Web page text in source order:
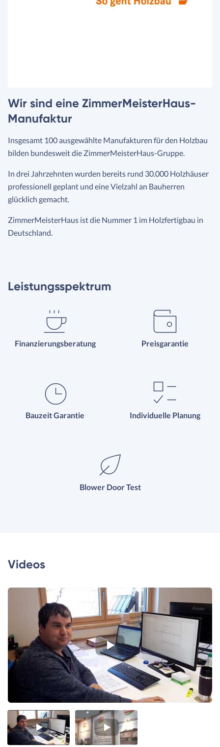
Wir sind eine ZimmerMeisterHaus-
Manufaktur
Insgesamt 100 ausgewählte Manufakturen für den Holzbau
bilden bundesweit die ZimmerMeisterHaus-Gruppe.
In drei Jahrzehnten wurden bereits rund 30.000 Holzhäuser
professionell geplant und eine Vielzahl an Bauherren
glücklich gemacht.
ZimmerMeisterHaus ist die Nummer 1 im Holzfertigbau in
Deutschland.
Leistungsspektrum
Finanzierungsberatung Preisgarantie
Bauzeit Garantie Individuelle Planung
Blower Door Test
Videos
Video
1
Video
2